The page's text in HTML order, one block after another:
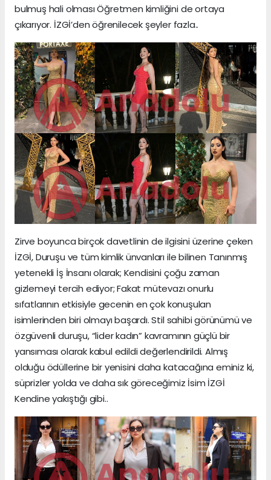
bulmuş hali olması Öğretmen kimliğini de ortaya
çıkarıyor. İZGİ’den öğrenilecek şeyler fazla..
Zirve boyunca birçok davetlinin de ilgisini üzerine çeken
İZGİ, Duruşu ve tüm kimlik ünvanları ile bilinen Tanınmış
yetenekli İş İnsanı olarak; Kendisini çoğu zaman
gizlemeyi tercih ediyor; Fakat mütevazı onurlu
sıfatlarının etkisiyle gecenin en çok konuşulan
isimlerinden biri olmayı başardı. Stil sahibi görünümü ve
özgüvenli duruşu, “lider kadın” kavramının güçlü bir
yansıması olarak kabul edildi değerlendirildi. Almış
olduğu ödüllerine bir yenisini daha katacağına eminiz ki,
süprizler yolda ve daha sık göreceğimiz İsim İZGİ
Kendine yakıştığı gibi..